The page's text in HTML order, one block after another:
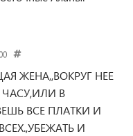
ЖЕНА,,ВОКРУГ НЕЕ
В
ВСЕ ПЛАТКИ И
И